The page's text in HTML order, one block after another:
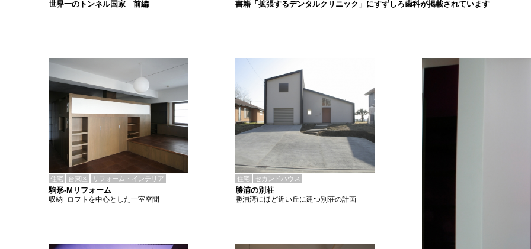
書籍「拡張するデンタルクリニック」にすずしろ歯科が掲載されています
世界一のトンネル国家 前編
住宅 台東区 リフォーム・インテリア
駒形-Mリフォーム
収納+ロフトを中心とした一室空間
住宅 セカンドハウス
勝浦の別荘
勝浦湾にほど近い丘に建つ別荘の計画